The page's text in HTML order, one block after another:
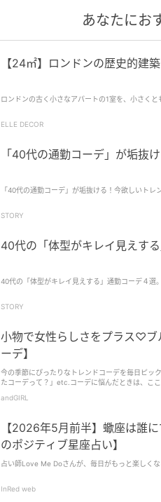
あなたにお
【24㎡】ロンドンの歴史的建
ロンドンの古く小さなアパートの1室を、小さく
ELLE DECOR
「40代の通勤コーデ」が垢抜
「40代の通勤コーデ」が垢抜ける！今欲しいトレ
STORY
40代の「体型がキレイ見えす
40代の「体型がキレイ見えする」通勤コーデ４選
STORY
小物で女性らしさをプラス♡ブ
ーデ】
今の季節にぴったりなトレンドコーデを毎日ピッ
たコーデって？」etc.コーデに悩んだときは、こ
andGIRL
【2026年5月前半】蠍座は誰
のポジティブ星座占い】
占い師Love Me Doさんが、毎日がもっと楽しく
InRed web